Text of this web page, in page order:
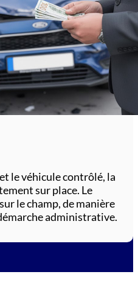
le véhicule contrôlé, la
sur place. Le
le champ, de manière
administrative.